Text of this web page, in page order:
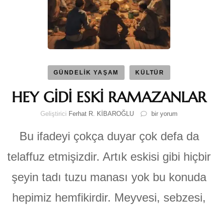
GÜNDELİK YAŞAM KÜLTÜR
HEY GİDİ ESKİ RAMAZANLAR
Geliştirici Ferhat R. KİBAROĞLU
HEY
ESKİ
RAMAZANLAR
için
bir yorum
Bu ifadeyi çokça duyar çok defa da
telaffuz etmişizdir. Artık eskisi gibi hiçbir
şeyin tadı tuzu manası yok bu konuda
hepimiz hemfikirdir. Meyvesi, sebzesi,